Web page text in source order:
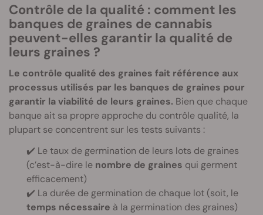
Contrôle de la qualité : comment les
banques de graines de cannabis
peuvent-elles garantir la qualité de
leurs graines ?
Le contrôle qualité des graines fait référence aux
processus utilisés par les banques de graines pour
garantir la viabilité de leurs graines. Bien que chaque
banque ait sa propre approche du contrôle qualité, la
plupart se concentrent sur les tests suivants :
✔️ Le taux de germination de leurs lots de graines
(c’est-à-dire le nombre de graines qui germent
efficacement)
✔️ La durée de germination de chaque lot (soit, le
temps nécessaire à la germination des graines)